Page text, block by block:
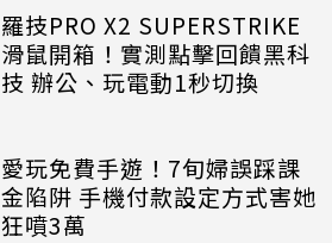
羅技PRO X2 SUPERSTRIKE
滑鼠開箱！實測點擊回饋黑科
技 辦公、玩電動1秒切換
愛玩免費手遊！7旬婦誤踩課
金陷阱 手機付款設定方式害她
狂噴3萬